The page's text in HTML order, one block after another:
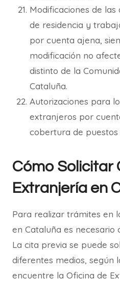
Modificaciones de las
de residencia y
por cuenta ajena,
modificación no
distinto de la
Cataluña.
Autorizaciones para
extranjeros por
cobertura de puestos
Cómo Solicitar
Extranjería en
Para realizar trámites en
en Cataluña es necesario
La cita previa se puede
diferentes medios, según
encuentre la Oficina de